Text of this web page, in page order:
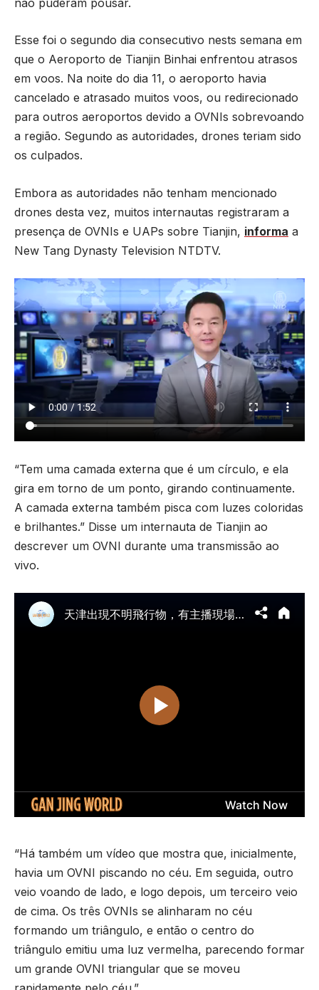
Esse foi o segundo dia consecutivo nests semana em
que o Aeroporto de Tianjin Binhai enfrentou atrasos
em voos. Na noite do dia 11, o aeroporto havia
cancelado e atrasado muitos voos, ou redirecionado
para outros aeroportos devido a OVNIs sobrevoando
a região. Segundo as autoridades, drones teriam sido
os culpados.
Embora as autoridades não tenham mencionado
drones desta vez, muitos internautas registraram a
presença de OVNIs e UAPs sobre Tianjin, informa a
New Tang Dynasty Television NTDTV.
“Tem uma camada externa que é um círculo, e ela
gira em torno de um ponto, girando continuamente.
A camada externa também pisca com luzes coloridas
e brilhantes.” Disse um internauta de Tianjin ao
descrever um OVNI durante uma transmissão ao
vivo.
“Há também um vídeo que mostra que, inicialmente,
havia um OVNI piscando no céu. Em seguida, outro
veio voando de lado, e logo depois, um terceiro veio
de cima. Os três OVNIs se alinharam no céu
formando um triângulo, e então o centro do
triângulo emitiu uma luz vermelha, parecendo formar
um grande OVNI triangular que se moveu